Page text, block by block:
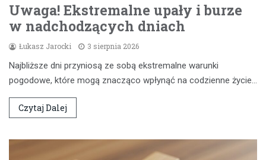
Uwaga! Ekstremalne upały i burze
w nadchodzących dniach
Łukasz Jarocki 3 sierpnia 2026
Najbliższe dni przyniosą ze sobą ekstremalne warunki
pogodowe, które mogą znacząco wpłynąć na codzienne życie…
Czytaj Dalej